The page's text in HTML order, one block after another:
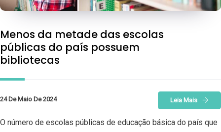
Menos da metade das escolas
públicas do país possuem
bibliotecas
24 De Maio De 2024 Leia Mais
O número de escolas públicas de educação básica do país que